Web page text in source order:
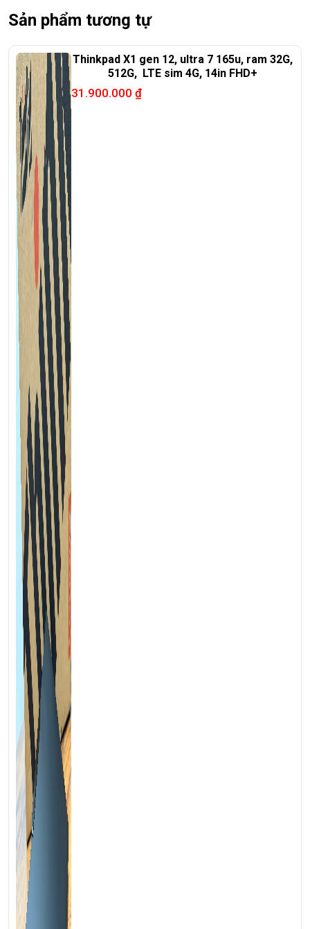
ĐT:0939.008.008–0938.078.389
Face. Viber. Zalo :0938.078.389
ĐC: 60/26 Đồng Đen, p.14, Tân Bình
Web:
https://laptoptrieuphat.com
<<< Tất cả sản phẩm Laptop Triều Phát đều được bao ra
hãng check! >>>
Sản phẩm tương tự
Thinkpad X1 gen 12, ultra 7 165u, ram 32G,
512G, LTE sim 4G, 14in FHD+
31.900.000 ₫